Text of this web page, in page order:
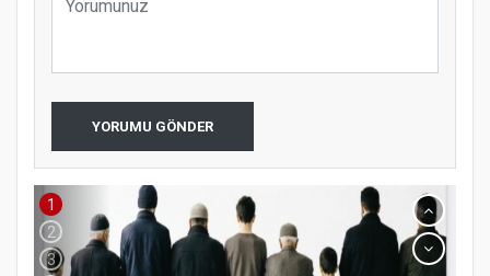
YORUMU GÖNDER
Türkiye’de insanlar dinle bağlarını
koparıyor mu?
1
2
3